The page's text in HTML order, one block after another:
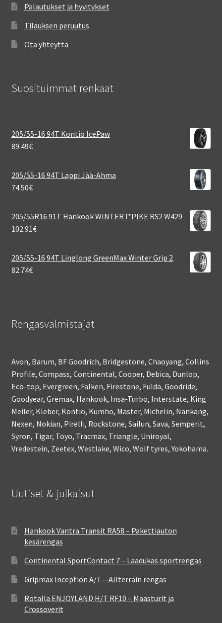
Palautukset ja hyvitykset
Tilauksen peruutus
Ota yhteyttä
Suosituimmat renkaat
205/55-16 94T Kontio IcePaw
89.49€
205/55-16 94T Lappi Jää-Ahma
74.50€
205/55R16 91T Hankook WINTER I*PIKE RS2 W429
102.91€
205/55-16 94T Linglong GreenMax Winter Grip 2
82.74€
Rengasvalmistajat
Avon, Barum, BF Goodrich, Bridgestone, Chaoyang, Collins
Profile, Compass, Continental, Cooper, Debica, Dunlop,
Eco-top, Evergreen, Falken, Firestone, Fulda, Goodride,
Goodyear, Gremax, Hankook, Insa-Turbo, Interstate, King
Meiler, Kleber, Kontio, Kumho, Master, Michelin, Nankang,
Nexen, Nokian, Pirelli, Rockstone, Sailun, Sava, Semperit,
Syron, Tigar, Toyo, Tracmax, Triangle, Uniroyal,
Vredestein, Zeetex, Westlake, Wico, Wolf tyres, Yokohama.
Uutiset & julkaisut
Hankook Vantra Transit RA58 – Pakettiauton
kesärengas
Continental SportContact 7 – Laadukas sportrengas
Gripmax Inception A/T – Allterrain rengas
Rotalla ENJOYLAND H/T RF10 – Maasturit ja
Crossoverit